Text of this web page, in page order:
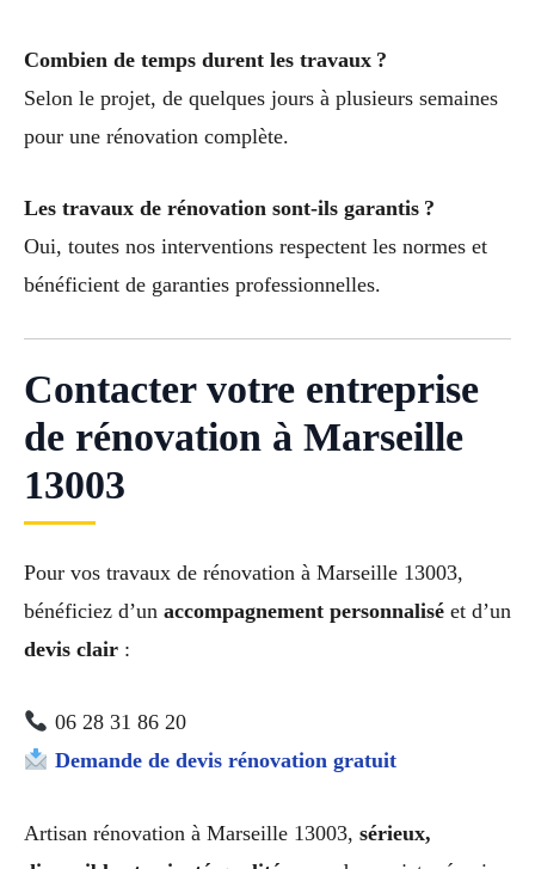
Combien de temps durent les travaux ?
Selon le projet, de quelques jours à plusieurs semaines
pour une rénovation complète.
Les travaux de rénovation sont-ils garantis ?
Oui, toutes nos interventions respectent les normes et
bénéficient de garanties professionnelles.
Contacter votre entreprise
de rénovation à Marseille
13003
Pour vos travaux de rénovation à Marseille 13003,
bénéficiez d’un accompagnement personnalisé et d’un
devis clair :
06 28 31 86 20
Demande de devis rénovation gratuit
Artisan rénovation à Marseille 13003, sérieux,